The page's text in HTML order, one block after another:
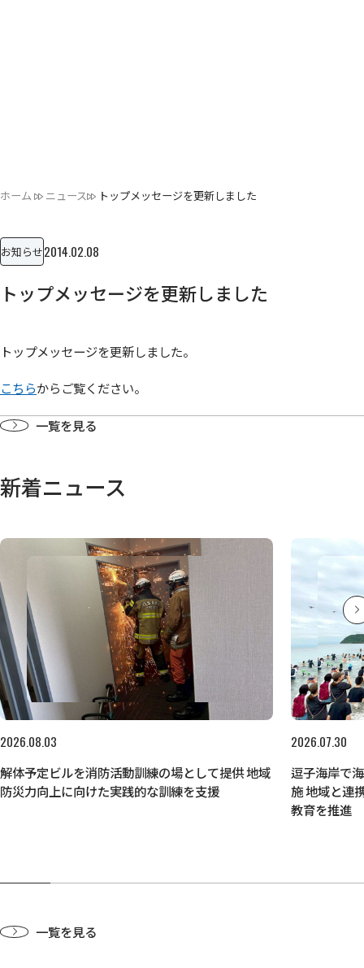
ホーム ニュース トップメッセージを更新しました
お知らせ2014.02.08
トップメッセージを更新しました
トップメッセージを更新しました。
こちらからご覧ください。
一覧を見る
新着ニュース
2026.08.03
解体予定ビルを消防活動訓練の場として提供 地域
防災力向上に向けた実践的な訓練を支援
2026.07.30
逗子海岸で
施 地域と連
教育を推進
一覧を見る